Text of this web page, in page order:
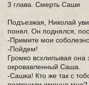
3 глава. Смерть Саши
Подъезжая, Николай
понял. Он поднялся,
-Примите мои
-Пойдем!
Громко всхлипывая
окровавленный Саша.
-Сашка! Кто же так с